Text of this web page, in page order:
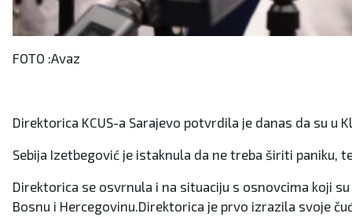
FOTO :Avaz
Direktorica KCUS-a Sarajevo potvrdila je danas da su
Sebija Izetbegović je istaknula da ne treba širiti paniku,
Direktorica se osvrnula i na situaciju s osnovcima koji
Bosnu i Hercegovinu.Direktorica je prvo izrazila svoje